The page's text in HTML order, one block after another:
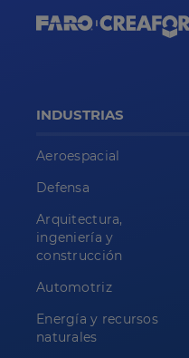
INDUSTRIAS
Aeroespacial
Defensa
Arquitectura,
ingeniería y
construcción
Automotriz
Energía y recursos
naturales